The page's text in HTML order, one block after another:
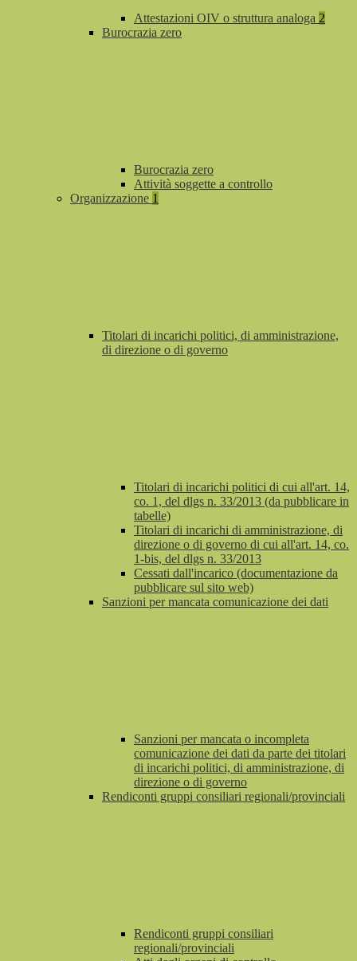
Attestazioni OIV o struttura analoga 2
Burocrazia zero
Burocrazia zero
Attività soggette a controllo
Organizzazione 1
Titolari di incarichi politici, di amministrazione,
di direzione o di governo
Titolari di incarichi politici di cui all'art. 14,
co. 1, del dlgs n. 33/2013 (da pubblicare in
tabelle)
Titolari di incarichi di amministrazione, di
direzione o di governo di cui all'art. 14, co.
1-bis, del dlgs n. 33/2013
Cessati dall'incarico (documentazione da
pubblicare sul sito web)
Sanzioni per mancata comunicazione dei dati
Sanzioni per mancata o incompleta
comunicazione dei dati da parte dei titolari
di incarichi politici, di amministrazione, di
direzione o di governo
Rendiconti gruppi consiliari regionali/provinciali
Rendiconti gruppi consiliari
regionali/provinciali